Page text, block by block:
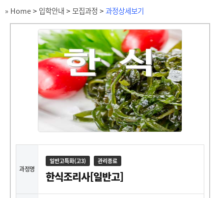
» Home> 입학안내 >모집과정 >과정상세보기
과정명
일반고특화(고3) 관리종료
한식조리사[일반고]